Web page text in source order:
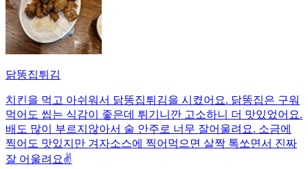
닭똥집튀김
치킨을 먹고 아쉬워서 닭똥집튀김을 시켰어요. 닭똥집은 구워
먹어도 씹는 식감이 좋은데 튀기니깐 고소하니 더 맛있었어요.
배도 많이 부르지않아서 술 안주로 너무 잘어울려요. 소금에
찍어도 맛있지만 겨자소스에 찍어먹으면 살짝 톡쏘면서 진짜
잘 어울려요✌️